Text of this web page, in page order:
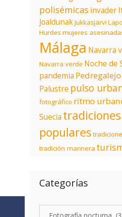
polisémicas invader
JoaldunakJukkasjärvi
Hurdes mujeres
Málaga Navarra
Navarra verde Noche de
pandemia Pedregalejo
Palustre pulso
fotográfico ritmo
Suecia tradiciones
populares
tradición marinera
Categorías